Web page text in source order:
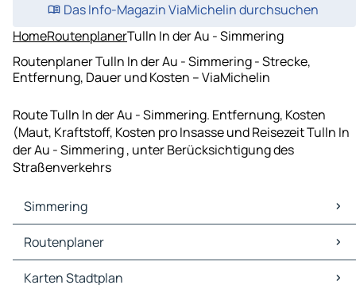
Das Info-Magazin ViaMichelin durchsuchen
HomeRoutenplanerTulln In der Au - Simmering
Routenplaner Tulln In der Au - Simmering - Strecke,
Entfernung, Dauer und Kosten – ViaMichelin
Route Tulln In der Au - Simmering. Entfernung, Kosten
(Maut, Kraftstoff, Kosten pro Insasse und Reisezeit Tulln In
der Au - Simmering , unter Berücksichtigung des
Straßenverkehrs
Simmering
Simmering Karten Stadtplan
Simmering Verkehr
Simmering Hotels
Routenplaner
Routenplaner Simmering - Wien
Karten Stadtplan